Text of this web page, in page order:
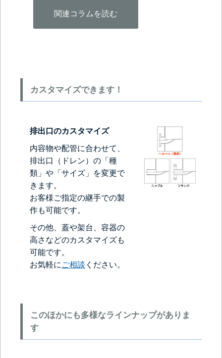
関連コラムを読む
カスタマイズできます！
排出口のカスタマイズ
内容物や配管に合わせて、
排出口（ドレン）の「種
類」や「サイズ」を変更で
きます。
お客様ご指定の継手での製
作も可能です。
その他、蓋や架台、容器の
高さなどのカスタマイズも
可能です。
お気軽にご相談 ください。
このほかにも多様なラインナップがありま
す